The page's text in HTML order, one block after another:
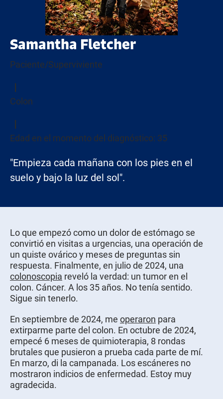
Samantha Fletcher
Paciente/Superviviente
Colon
Edad en el momento del diagnóstico: 35
"Empieza cada mañana con los pies en el
suelo y bajo la luz del sol".
Lo que empezó como un dolor de estómago se
convirtió en visitas a urgencias, una operación de
un quiste ovárico y meses de preguntas sin
respuesta. Finalmente, en julio de 2024, una
colonoscopia reveló la verdad: un tumor en el
colon. Cáncer. A los 35 años. No tenía sentido.
Sigue sin tenerlo.
En septiembre de 2024, me operaron para
extirparme parte del colon. En octubre de 2024,
empecé 6 meses de quimioterapia, 8 rondas
brutales que pusieron a prueba cada parte de mí.
En marzo, di la campanada. Los escáneres no
mostraron indicios de enfermedad. Estoy muy
agradecida.